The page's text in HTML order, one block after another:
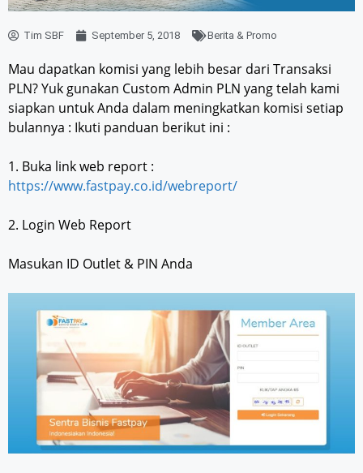
Tim SBF September 5, 2018 Berita & Promo
Mau dapatkan komisi yang lebih besar dari Transaksi
PLN? Yuk gunakan Custom Admin PLN yang telah kami
siapkan untuk Anda dalam meningkatkan komisi setiap
bulannya : Ikuti panduan berikut ini :
1. Buka link web report :
https://www.fastpay.co.id/webreport/
2. Login Web Report
Masukan ID Outlet & PIN Anda